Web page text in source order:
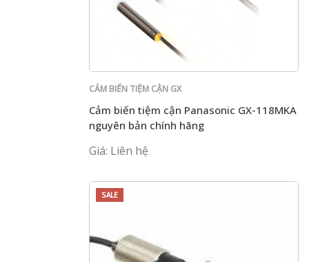
CẢM BIẾN TIỆM CẬN GX
Cảm biến tiệm cận Panasonic GX-118MKA
nguyên bản chính hãng
Giá: Liên hệ
SALE